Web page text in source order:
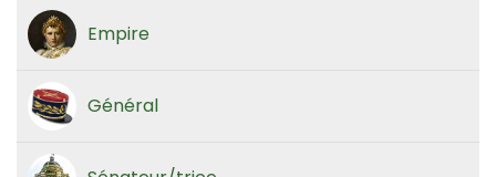
Empire
Général